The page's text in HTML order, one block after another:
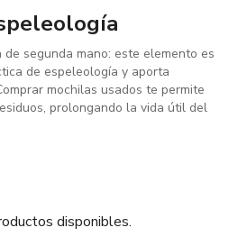
segunda mano: este elemento es
de espeleología y aporta
mochilas usados te permite
prolongando la vida útil del
disponibles.